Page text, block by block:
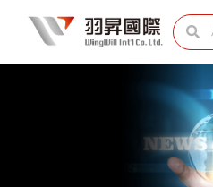
を
検
索 索